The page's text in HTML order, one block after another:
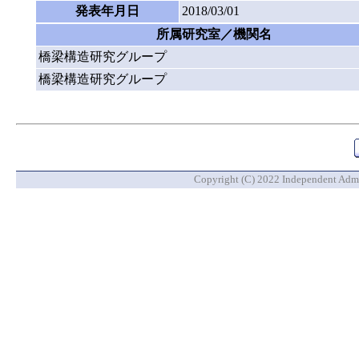
発表年月日
2018/03/01
所属研究室／機関名
橋梁構造研究グループ
橋梁構造研究グループ
Copyright (C) 2022 Independent